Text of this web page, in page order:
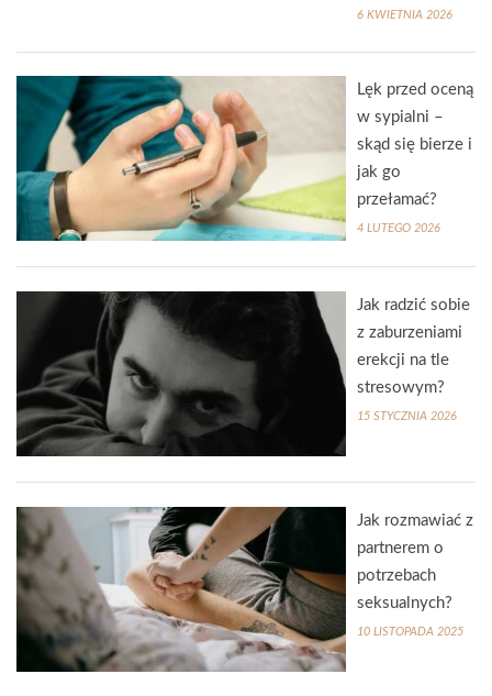
6 KWIETNIA 2026
Lęk przed oceną
w sypialni –
skąd się bierze i
jak go
przełamać?
4 LUTEGO 2026
Jak radzić sobie
z zaburzeniami
erekcji na tle
stresowym?
15 STYCZNIA 2026
Jak rozmawiać z
partnerem o
potrzebach
seksualnych?
10 LISTOPADA 2025